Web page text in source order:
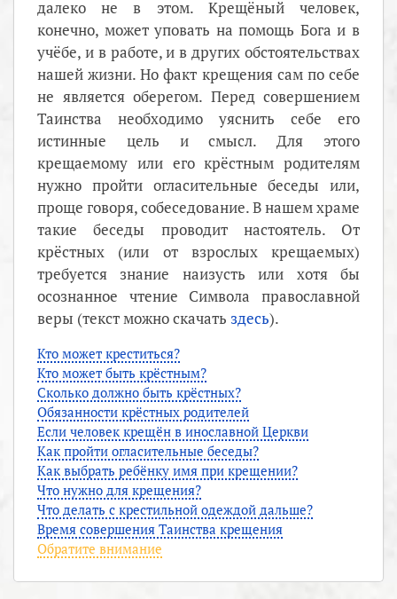
далеко не в этом. Крещёный человек,
конечно, может уповать на помощь Бога и в
учёбе, и в работе, и в других обстоятельствах
нашей жизни. Но факт крещения сам по себе
не является оберегом. Перед совершением
Таинства необходимо уяснить себе его
истинные цель и смысл. Для этого
крещаемому или его крёстным родителям
нужно пройти огласительные беседы или,
проще говоря, собеседование. В нашем храме
такие беседы проводит настоятель. От
крёстных (или от взрослых крещаемых)
требуется знание наизусть или хотя бы
осознанное чтение Символа православной
веры (текст можно скачать здесь).
Кто может креститься?
Кто может быть крёстным?
Сколько должно быть крёстных?
Обязанности крёстных родителей
Если человек крещён в инославной Церкви
Как пройти огласительные беседы?
Как выбрать ребёнку имя при крещении?
Что нужно для крещения?
Что делать с крестильной одеждой дальше?
Время совершения Таинства крещения
Обратите внимание